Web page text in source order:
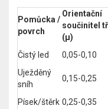
Pomůcka /
povrch
Orientační
součinitel
(μ)
Čistý led 0,05-0,10
Uježděný
sníh
0,15-0,25
Písek/štěrk 0,25-0,35